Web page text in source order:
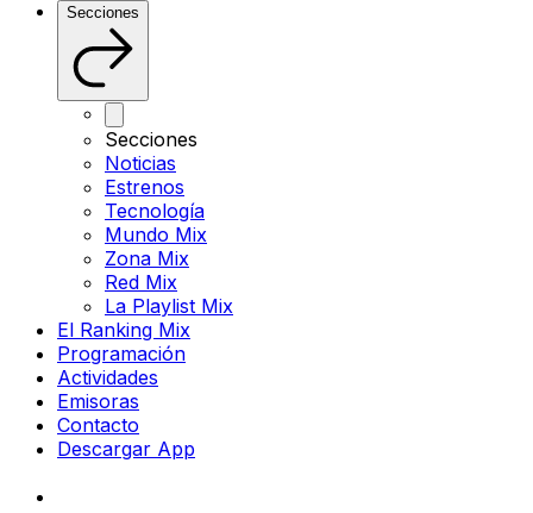
Secciones
Secciones
Noticias
Estrenos
Tecnología
Mundo Mix
Zona Mix
Red Mix
La Playlist Mix
El Ranking Mix
Programación
Actividades
Emisoras
Contacto
Descargar App